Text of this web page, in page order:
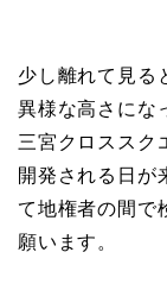
少し離れて見る
異様な高さにな
三宮クロススク
開発される日が
て地権者の間で
願います。